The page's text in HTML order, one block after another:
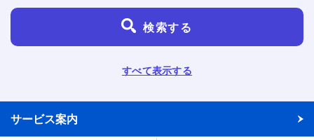
サービス案内
検索する
すべて表示する